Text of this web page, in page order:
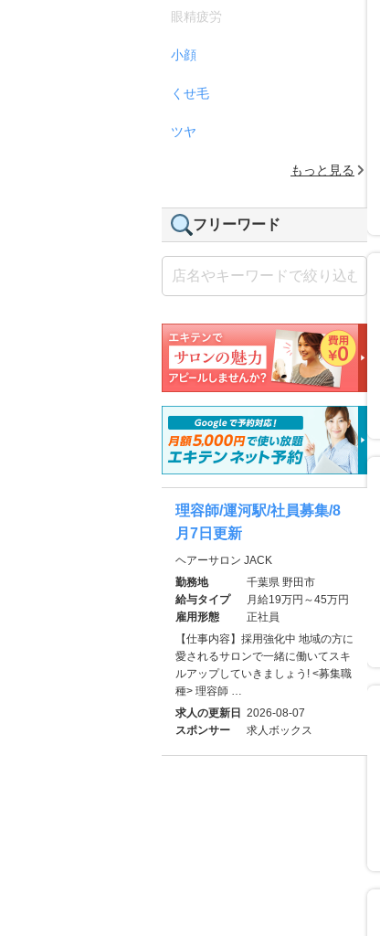
眼精疲労
小顔
くせ毛
ツヤ
もっと見る
フリーワード
理容師/運河駅/社員募集/8
月7日更新
ヘアーサロン JACK
勤務地
千葉県 野田市
給与タイプ
月給19万円～45万円
雇用形態
正社員
【仕事内容】採用強化中 地域の方に
愛されるサロンで一緒に働いてスキ
ルアップしていきましょう! <募集職
種> 理容師 …
求人の更新日 2026-08-07
スポンサー
求人ボックス